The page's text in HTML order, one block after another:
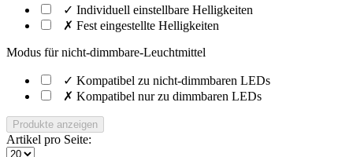
✓ Individuell einstellbare Helligkeiten
✗ Fest eingestellte Helligkeiten
Modus für nicht-dimmbare-Leuchtmittel
✓ Kompatibel zu nicht-dimmbaren LEDs
✗ Kompatibel nur zu dimmbaren LEDs
Produkte anzeigen
Artikel pro Seite: